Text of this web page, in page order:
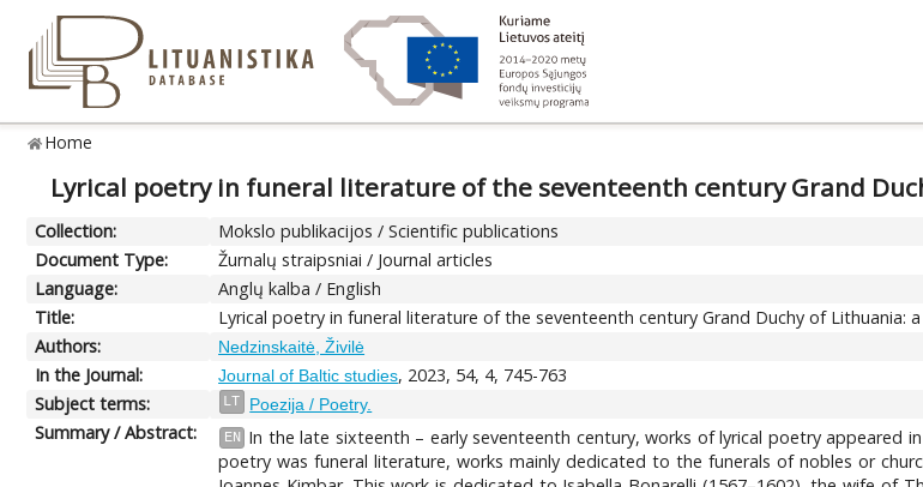
Home
Lyrical poetry in funeral literature of the seventeenth century Grand
Collection:
Mokslo publikacijos / Scientific publications
Document Type:
Žurnalų straipsniai / Journal articles
Language:
Anglų kalba / English
Title:
Lyrical poetry in funeral literature of the seventeenth century Grand Duchy of Lithuania:
Authors:
Nedzinskaitė, Živilė
In the Journal: Journal of Baltic studies, 2023, 54, 4, 745-763
Subject terms:
LT Poezija / Poetry.
Summary / Abstract: EN
In the late sixteenth – early seventeenth century, works of lyrical poetry appeared
poetry was funeral literature, works mainly dedicated to the funerals of nobles or